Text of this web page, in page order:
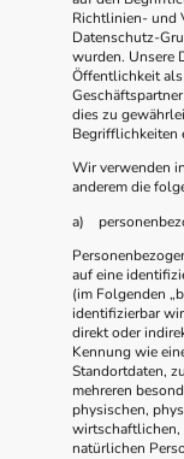
Richtlinien- und
Datenschutz-
wurden. Unsere
Öffentlichkeit
dies zu
Begrifflichkeiten
Wir verwenden
anderem die
a)
auf eine
(im Folgenden
identifizierbar
direkt oder
Kennung wie
Standortdaten,
mehreren
physischen,
wirtschaftlichen,
natürlichen